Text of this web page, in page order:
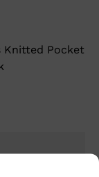
Knitted Pocket